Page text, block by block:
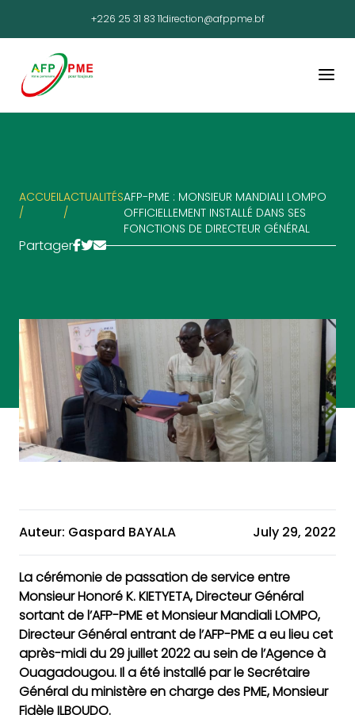
+226 25 31 83 11direction@afppme.bf
ACCUEIL
/
ACTUALITÉS
/
AFP-PME : MONSIEUR MANDIALI LOMPO
OFFICIELLEMENT INSTALLÉ DANS SES
FONCTIONS DE DIRECTEUR GÉNÉRAL
Partager
Auteur: Gaspard BAYALA July 29, 2022
La cérémonie de passation de service entre
Monsieur Honoré K. KIETYETA, Directeur Général
sortant de l’AFP-PME et Monsieur Mandiali LOMPO,
Directeur Général entrant de l’AFP-PME a eu lieu cet
après-midi du 29 juillet 2022 au sein de l’Agence à
Ouagadougou. Il a été installé par le Secrétaire
Général du ministère en charge des PME, Monsieur
Fidèle ILBOUDO.